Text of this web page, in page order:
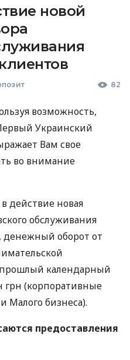
новой
82
возможность,
Украинский
Вам свое
во внимание
действие новая
обслуживания
денежный оборот от
прошлый календарный
грн (корпоративные
Малого бизнеса).
предоставления